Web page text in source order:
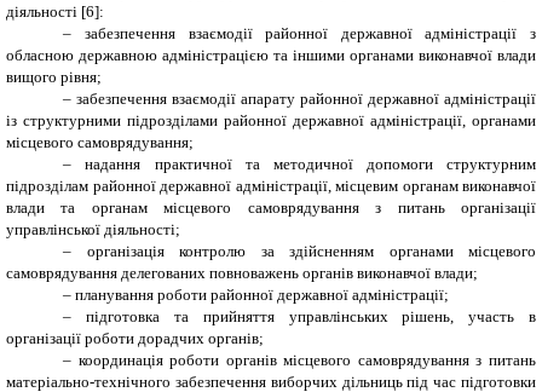
діяльності [6]:
– забезпечення взаємодії районної державної адміністрації з
обласною державною адміністрацією та іншими органами виконавчої влади
вищого рівня;
– забезпечення взаємодії апарату районної державної адміністрації
із структурними підрозділами районної державної адміністрації, органами
місцевого самоврядування;
– надання практичної та методичної допомоги структурним
підрозділам районної державної адміністрації, місцевим органам виконавчої
влади та органам місцевого самоврядування з питань організації
управлінської діяльності;
– організація контролю за здійсненням органами місцевого
самоврядування делегованих повноважень органів виконавчої влади;
– планування роботи районної державної адміністрації;
– підготовка та прийняття управлінських рішень, участь в
організації роботи дорадчих органів;
– координація роботи органів місцевого самоврядування з питань
матеріально-технічного забезпечення виборчих дільниць під час підготовки